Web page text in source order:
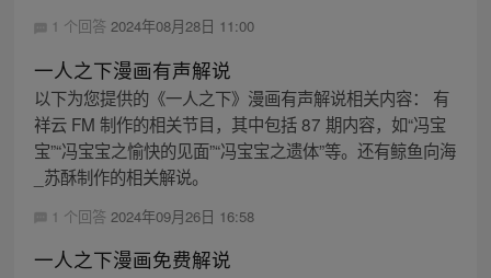
1 个回答 2024年08月28日 11:00
一人之下漫画有声解说
以下为您提供的《一人之下》漫画有声解说相关内容： 有
祥云 FM 制作的相关节目，其中包括 87 期内容，如“冯宝
宝”“冯宝宝之愉快的见面”“冯宝宝之遗体”等。还有鲸鱼向海
_苏酥制作的相关解说。
1 个回答 2024年09月26日 16:58
一人之下漫画免费解说